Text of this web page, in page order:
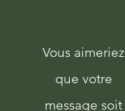
Vous aimeriez
que votre
message soit